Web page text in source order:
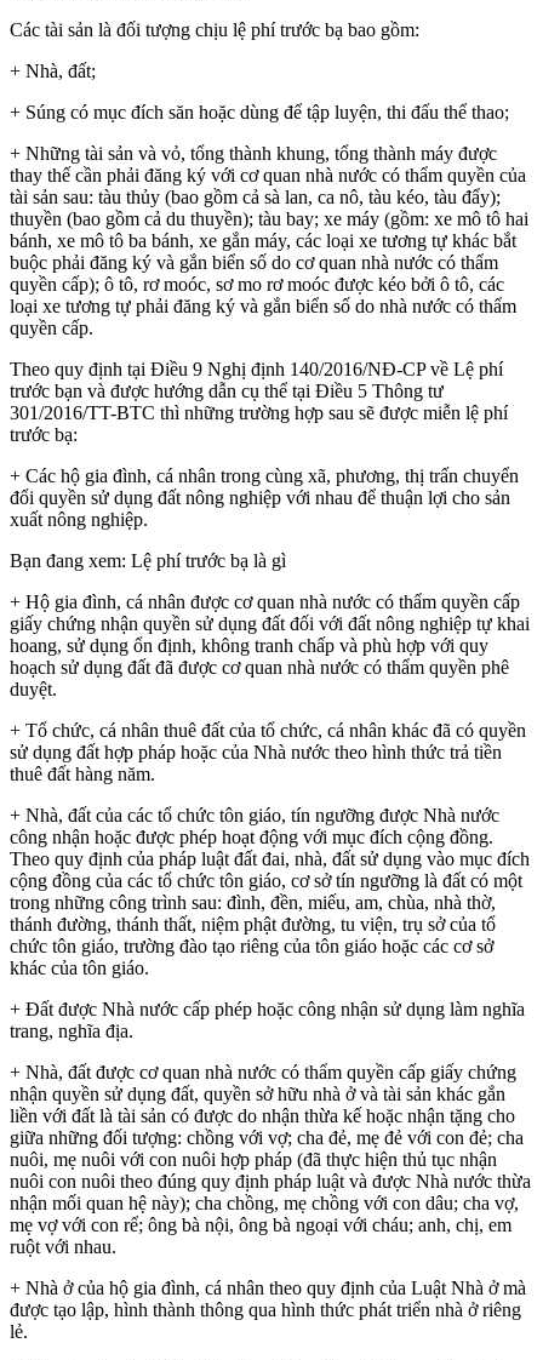
Các tài sản là đối tượng chịu lệ phí trước bạ bao gồm:
+ Nhà, đất;
+ Súng có mục đích săn hoặc dùng để tập luyện, thi đấu thể thao;
+ Những tài sản và vỏ, tổng thành khung, tổng thành máy được
thay thế cần phải đăng ký với cơ quan nhà nước có thẩm quyền của
tài sản sau: tàu thủy (bao gồm cả sà lan, ca nô, tàu kéo, tàu đẩy);
thuyền (bao gồm cả du thuyền); tàu bay; xe máy (gồm: xe mô tô hai
bánh, xe mô tô ba bánh, xe gắn máy, các loại xe tương tự khác bắt
buộc phải đăng ký và gắn biển số do cơ quan nhà nước có thẩm
quyền cấp); ô tô, rơ moóc, sơ mo rơ moóc được kéo bởi ô tô, các
loại xe tương tự phải đăng ký và gắn biển số do nhà nước có thẩm
quyền cấp.
Theo quy định tại Điều 9 Nghị định 140/2016/NĐ-CP về Lệ phí
trước bạn và được hướng dẫn cụ thể tại Điều 5 Thông tư
301/2016/TT-BTC thì những trường hợp sau sẽ được miễn lệ phí
trước bạ:
+ Các hộ gia đình, cá nhân trong cùng xã, phương, thị trấn chuyển
đổi quyền sử dụng đất nông nghiệp với nhau để thuận lợi cho sản
xuất nông nghiệp.
Bạn đang xem: Lệ phí trước bạ là gì
+ Hộ gia đình, cá nhân được cơ quan nhà nước có thẩm quyền cấp
giấy chứng nhận quyền sử dụng đất đối với đất nông nghiệp tự khai
hoang, sử dụng ổn định, không tranh chấp và phù hợp với quy
hoạch sử dụng đất đã được cơ quan nhà nước có thẩm quyền phê
duyệt.
+ Tổ chức, cá nhân thuê đất của tổ chức, cá nhân khác đã có quyền
sử dụng đất hợp pháp hoặc của Nhà nước theo hình thức trả tiền
thuê đất hàng năm.
+ Nhà, đất của các tổ chức tôn giáo, tín ngưỡng được Nhà nước
công nhận hoặc được phép hoạt động với mục đích cộng đồng.
Theo quy định của pháp luật đất đai, nhà, đất sử dụng vào mục đích
cộng đồng của các tổ chức tôn giáo, cơ sở tín ngưỡng là đất có một
trong những công trình sau: đình, đền, miếu, am, chùa, nhà thờ,
thánh đường, thánh thất, niệm phật đường, tu viện, trụ sở của tổ
chức tôn giáo, trường đào tạo riêng của tôn giáo hoặc các cơ sở
khác của tôn giáo.
+ Đất được Nhà nước cấp phép hoặc công nhận sử dụng làm nghĩa
trang, nghĩa địa.
+ Nhà, đất được cơ quan nhà nước có thẩm quyền cấp giấy chứng
nhận quyền sử dụng đất, quyền sở hữu nhà ở và tài sản khác gắn
liền với đất là tài sản có được do nhận thừa kế hoặc nhận tặng cho
giữa những đối tượng: chồng với vợ; cha đẻ, mẹ đẻ với con đẻ; cha
nuôi, mẹ nuôi với con nuôi hợp pháp (đã thực hiện thủ tục nhận
nuôi con nuôi theo đúng quy định pháp luật và được Nhà nước thừa
nhận mối quan hệ này); cha chồng, mẹ chồng với con dâu; cha vợ,
mẹ vợ với con rể; ông bà nội, ông bà ngoại với cháu; anh, chị, em
ruột với nhau.
+ Nhà ở của hộ gia đình, cá nhân theo quy định của Luật Nhà ở mà
được tạo lập, hình thành thông qua hình thức phát triển nhà ở riêng
lẻ.